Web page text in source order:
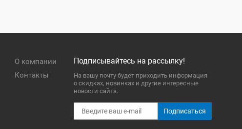
О компании
Контакты
Подписывайтесь на рассылку!
На вашу почту будет приходить информация
о скидках, новинках и другие интересные
новости сайта.
Подписаться